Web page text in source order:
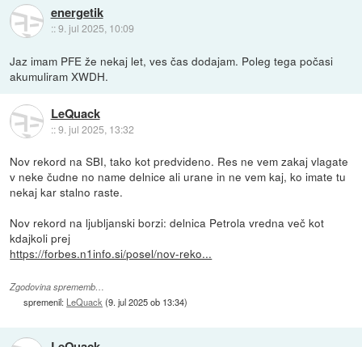
energetik
::9. jul 2025, 10:09
Jaz imam PFE že nekaj let, ves čas dodajam. Poleg tega počasi
akumuliram XWDH.
LeQuack
::9. jul 2025, 13:32
Nov rekord na SBI, tako kot predvideno. Res ne vem zakaj vlagate
v neke čudne no name delnice ali urane in ne vem kaj, ko imate tu
nekaj kar stalno raste.
Nov rekord na ljubljanski borzi: delnica Petrola vredna več kot
kdajkoli prej
https://forbes.n1info.si/posel/nov-reko...
Zgodovina sprememb…
spremenil: LeQuack(9. jul 2025 ob 13:34)